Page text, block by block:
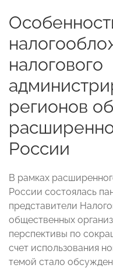
налогового
регионов
России
В рамках
России состоялась
представители
общественных
перспективы по
счет использования
темой стало